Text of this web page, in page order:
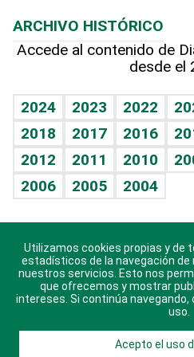
Hablando con el pediatra
Vida y familia
Eñe
Celebrando la vida
Sin complejos
En pocas palabras
Escuchando al corazón
Economía Personal
TBT Deportivo
Más firmas
Hecho en casa
Guía del dinero
Cumpleaños
Horóscopos
Crucigramas
ARCHIVO HISTÓRICO
Accede al contenido de
desde el
2024 2023 2022
2018
2017 2016
2012
2011 2010
2006
2005 2004
Descarga nuestras
sistema
Utilizamos cookies propias y de
estadísticos de la navegación
nuestros servicios. Esto nos
que ofrecemos y mostrar
intereses. Si continúa
uso.
Acepto el uso